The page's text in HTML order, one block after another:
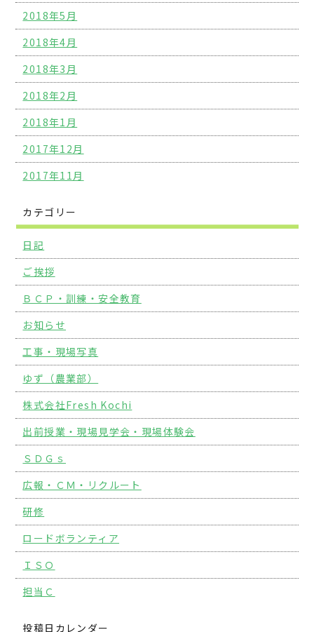
2018年5月
2018年4月
2018年3月
2018年2月
2018年1月
2017年12月
2017年11月
カテゴリー
日記
ご挨拶
ＢＣＰ・訓練・安全教育
お知らせ
工事・現場写真
ゆず（農業部）
株式会社Fresh Kochi
出前授業・現場見学会・現場体験会
ＳＤＧｓ
広報・ＣＭ・リクルート
研修
ロードボランティア
ＩＳＯ
担当Ｃ
投稿日カレンダー